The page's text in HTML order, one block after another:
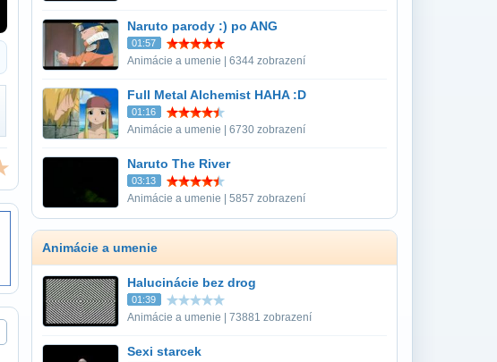
Naruto parody :) po ANG
01:57
Animácie a umenie | 6344 zobrazení
Full Metal Alchemist HAHA :D
01:16
Animácie a umenie | 6730 zobrazení
Naruto The River
03:13
Animácie a umenie | 5857 zobrazení
Animácie a umenie
Halucinácie bez drog
01:39
Animácie a umenie | 73881 zobrazení
Sexi starcek